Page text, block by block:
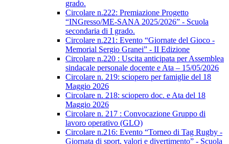
grado.
Circolare n.222: Premiazione Progetto
“INGresso/ME-SANA 2025/2026” - Scuola
secondaria di I grado.
Circolare n.221: Evento “Giornate del Gioco -
Memorial Sergio Granei” - II Edizione
Circolare n.220 : Uscita anticipata per Assemblea
sindacale personale docente e Ata – 15/05/2026
Circolare n. 219: sciopero per famiglie del 18
Maggio 2026
Circolare n. 218: sciopero doc. e Ata del 18
Maggio 2026
Circolare n. 217 : Convocazione Gruppo di
lavoro operativo (GLO)
Circolare n.216: Evento “Torneo di Tag Rugby -
Giornata di sport, valori e divertimento” - Scuola